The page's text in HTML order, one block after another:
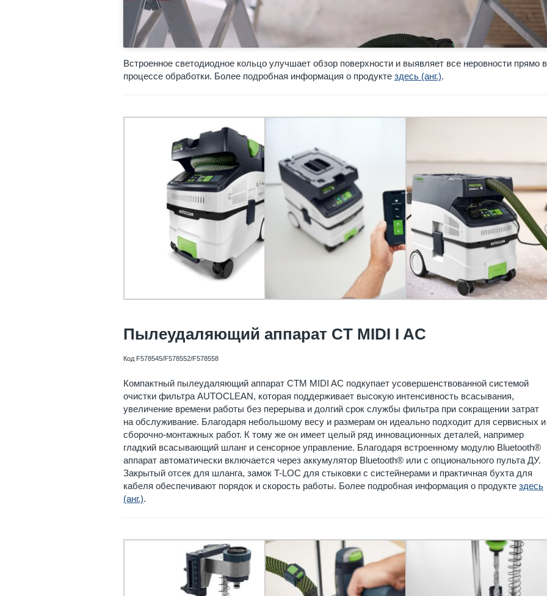
Встроенное светодиодное кольцо улучшает обзор поверхности и выявляет все неровности прямо в
процессе обработки. Более подробная информация о продукте здесь (анг.).
Пылеудаляющий аппарат CT MIDI I AC
Код F578545/F578552/F578558
Компактный пылеудаляющий аппарат CTM MIDI AC подкупает усовершенствованной системой
очистки фильтра AUTOCLEAN, которая поддерживает высокую интенсивность всасывания,
увеличение времени работы без перерыва и долгий срок службы фильтра при сокращении затрат
на обслуживание. Благодаря небольшому весу и размерам он идеально подходит для сервисных и
сборочно-монтажных работ. К тому же он имеет целый ряд инновационных деталей, например
гладкий всасывающий шланг и сенсорное управление. Благодаря встроенному модулю Bluetooth®
аппарат автоматически включается через аккумулятор Bluetooth® или с опционального пульта ДУ.
Закрытый отсек для шланга, замок T-LOC для стыковки с систейнерами и практичная бухта для
кабеля обеспечивают порядок и скорость работы. Более подробная информация о продукте здесь
(анг.).